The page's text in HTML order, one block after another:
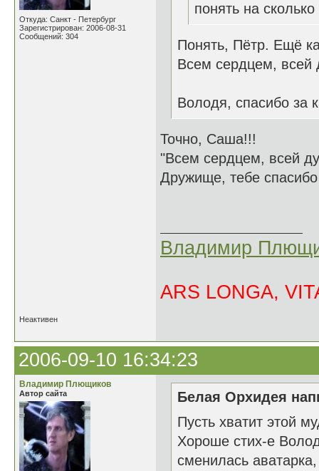
Откуда: Санкт - Петербург
Зарегистрирован: 2006-08-31
Сообщений: 304
понять на
Понять, Пётр. Ещё
Всем сердцем, всей
Володя, спасибо за
Точно, Саша!!!
"Всем сердцем, всей
Дружище, тебе
Владимир
ARS LONGA,
Неактивен
2006-09-10 16:34:23
Владимир Плющиков
Автор сайта
Белая Орхидея
Пусть хватит этой
Хороше стих-е
сменилась